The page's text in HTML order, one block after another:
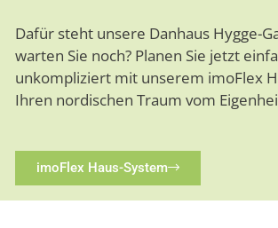
Dafür steht unsere Danhaus Hygge-
warten Sie noch? Planen Sie jetzt
unkompliziert mit unserem imoFlex
Ihren nordischen Traum vom
imoFlex Haus-System